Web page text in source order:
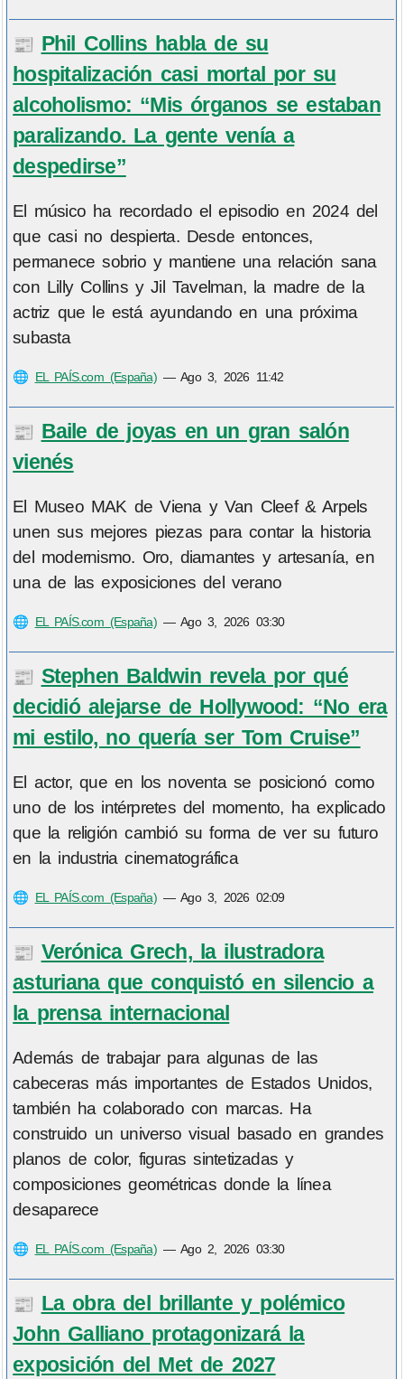
📰 Phil Collins habla de su
hospitalización casi mortal por su
alcoholismo: “Mis órganos se estaban
paralizando. La gente venía a
despedirse”
El músico ha recordado el episodio en 2024 del
que casi no despierta. Desde entonces,
permanece sobrio y mantiene una relación sana
con Lilly Collins y Jil Tavelman, la madre de la
actriz que le está ayundando en una próxima
subasta
🌐 EL PAÍS.com (España)—Ago 3, 2026 11:42
📰 Baile de joyas en un gran salón
vienés
El Museo MAK de Viena y Van Cleef & Arpels
unen sus mejores piezas para contar la historia
del modernismo. Oro, diamantes y artesanía, en
una de las exposiciones del verano
🌐 EL PAÍS.com (España)—Ago 3, 2026 03:30
📰 Stephen Baldwin revela por qué
decidió alejarse de Hollywood: “No era
mi estilo, no quería ser Tom Cruise”
El actor, que en los noventa se posicionó como
uno de los intérpretes del momento, ha explicado
que la religión cambió su forma de ver su futuro
en la industria cinematográfica
🌐 EL PAÍS.com (España)—Ago 3, 2026 02:09
📰 Verónica Grech, la ilustradora
asturiana que conquistó en silencio a
la prensa internacional
Además de trabajar para algunas de las
cabeceras más importantes de Estados Unidos,
también ha colaborado con marcas. Ha
construido un universo visual basado en grandes
planos de color, figuras sintetizadas y
composiciones geométricas donde la línea
desaparece
🌐 EL PAÍS.com (España)—Ago 2, 2026 03:30
📰 La obra del brillante y polémico
John Galliano protagonizará la
exposición del Met de 2027